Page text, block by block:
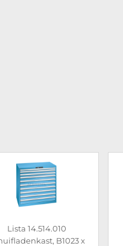
Lista 14.514.010
B1023 x